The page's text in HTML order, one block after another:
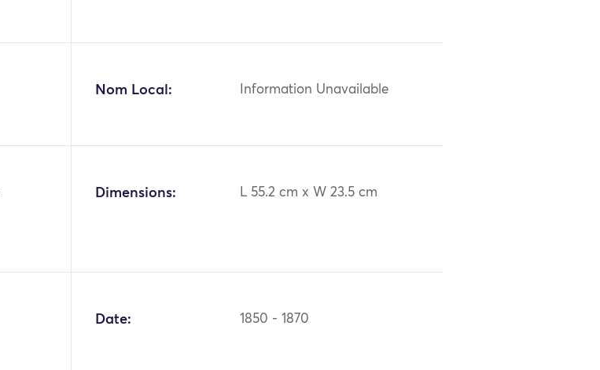
Nom Local: Information Unavailable
Dimensions: L 55.2 cm x W 23.5 cm
Date: 1850 - 1870